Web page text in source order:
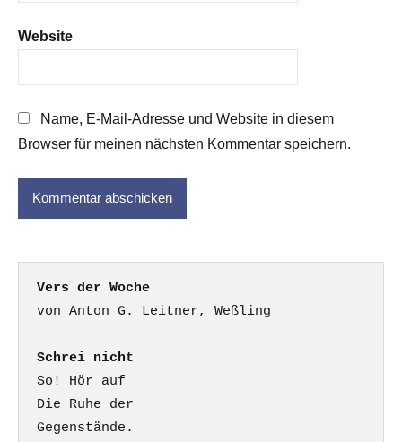
Website
Name, E-Mail-Adresse und Website in diesem
Browser für meinen nächsten Kommentar speichern.
Vers der Woche
Schrei nicht
So! Hör auf
Die Ruhe der
Gegenstände.